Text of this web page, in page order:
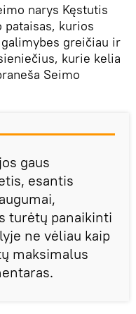
narys Kęstutis
kurios
greičiau ir
kurie kelia
Seimo
gaus
esantis
turėtų panaikinti
ne vėliau kaip
maksimalus